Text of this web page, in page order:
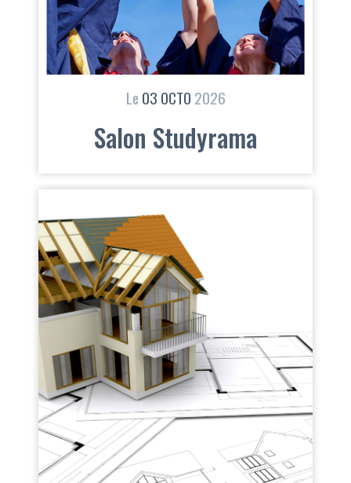
Le 03 OCTO 2026
Salon Studyrama